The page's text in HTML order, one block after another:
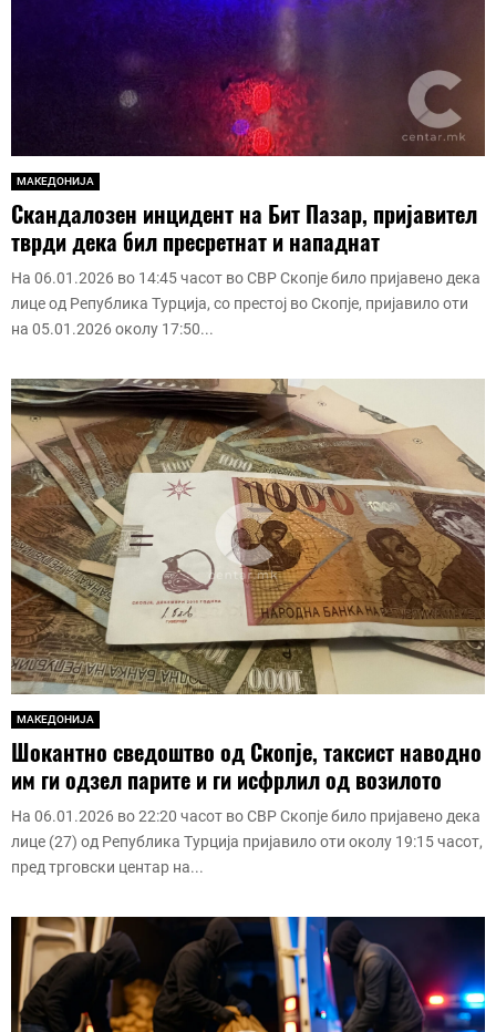
МАКЕДОНИЈА
Скандалозен инцидент на Бит Пазар, пријавител
тврди дека бил пресретнат и нападнат
На 06.01.2026 во 14:45 часот во СВР Скопје било пријавено дека
лице од Република Турција, со престој во Скопје, пријавило оти
на 05.01.2026 околу 17:50...
МАКЕДОНИЈА
Шокантно сведоштво од Скопје, таксист наводно
им ги одзел парите и ги исфрлил од возилото
На 06.01.2026 во 22:20 часот во СВР Скопје било пријавено дека
лице (27) од Република Турција пријавило оти околу 19:15 часот,
пред трговски центар на...